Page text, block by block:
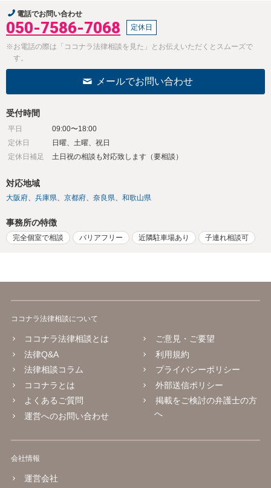
電話でお問い合わせ
050-7586-7068 定休日
※お電話の際は「ココナラ法律相談を見た」とお伝えいただくとスムーズで
す。
メールでお問い合わせ
受付時間
平日
09:00〜18:00
定休日
日曜、土曜、祝日
定休日補足
土日祝の相談も対応致します（要相談）
対応地域
大阪府 兵庫県 京都府 奈良県 和歌山県
事務所の特徴
完全個室で相談 バリアフリー 近隣駐車場あり 子連れ相談可
ココナラ法律相談について
ココナラ法律相談とは
法律Q&A
法律相談コラム
ココナラとは
よくあるご質問
運営へのお問い合わせ
ご意見・ご要望
利用規約
プライバシーポリシー
外部送信ポリシー
掲載をご検討の弁護士の方
へ
会社情報
運営会社